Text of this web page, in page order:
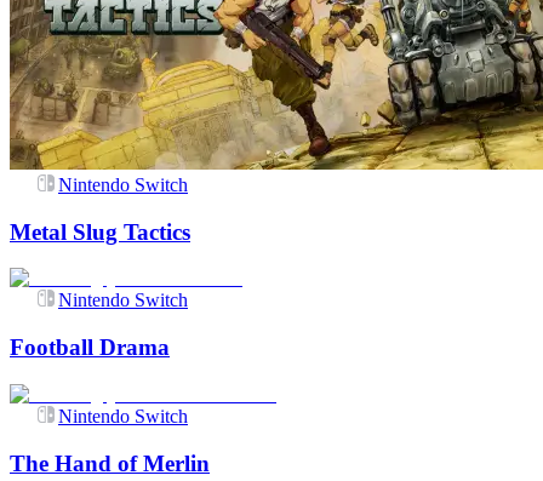
Nintendo Switch
Metal Slug Tactics
Nintendo Switch
Football Drama
Nintendo Switch
The Hand of Merlin